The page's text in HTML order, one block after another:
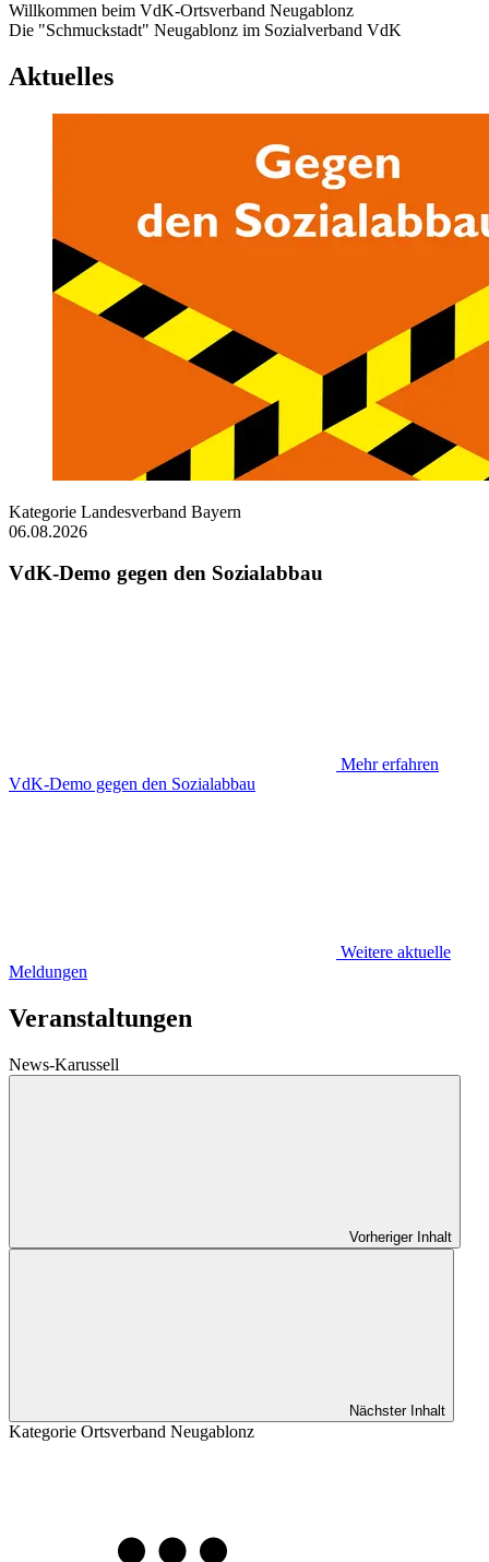
Willkommen beim VdK-Ortsverband Neugablonz
Die "Schmuckstadt" Neugablonz im Sozialverband VdK
Aktuelles
Kategorie Landesverband Bayern
06.08.2026
VdK-Demo gegen den Sozialabbau
Mehr erfahren
VdK-Demo gegen den Sozialabbau
Weitere aktuelle
Meldungen
Veranstaltungen
News-Karussell
Vorheriger Inhalt
Nächster Inhalt
Kategorie Ortsverband Neugablonz